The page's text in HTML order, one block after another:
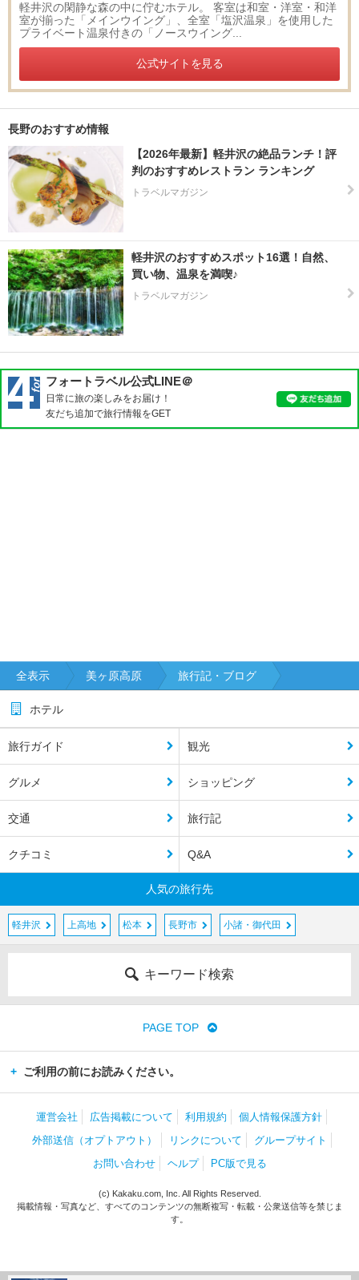
軽井沢の閑静な森の中に佇むホテル。 客室は和室・洋室・和洋
室が揃った「メインウイング」、全室「塩沢温泉」を使用した
プライベート温泉付きの「ノースウイング...
公式サイトを見る
長野のおすすめ情報
【2026年最新】軽井沢の絶品ランチ！評
判のおすすめレストラン ランキング
トラベルマガジン
軽井沢のおすすめスポット16選！自然、
買い物、温泉を満喫♪
トラベルマガジン
フォートラベル公式LINE＠
日常に旅の楽しみをお届け！
友だち追加で旅行情報をGET
全表示 美ヶ原高原 旅行記・ブログ
ホテル
旅行ガイド 観光
グルメ ショッピング
交通 旅行記
クチコミ Q&A
人気の旅行先
軽井沢 上高地 松本 長野市 小諸・御代田
キーワード検索
PAGE TOP
ご利用の前にお読みください。
運営会社 広告掲載について 利用規約
個人情報保護方針
外部送信（オプトアウト）
リンクについて
グループサイト
お問い合わせ
ヘルプ PC版で見る
(c) Kakaku.com, Inc. All Rights Reserved.
掲載情報・写真など、すべてのコンテンツの無断複写・転載・公衆送信等を禁じま
す。